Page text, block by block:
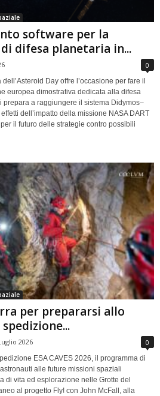
software per la
difesa planetaria in...
0
Day offre l’occasione per fare il
europea dimostrativa dedicata alla difesa
prepara a raggiungere il sistema Didymos–
dell’impatto della missione NASA DART
il futuro delle strategie contro possibili
per prepararsi allo
2026 0
ESA CAVES 2026, il programma di
alle future missioni spaziali
di vita ed esplorazione nelle Grotte del
al progetto Fly! con John McFall, alla